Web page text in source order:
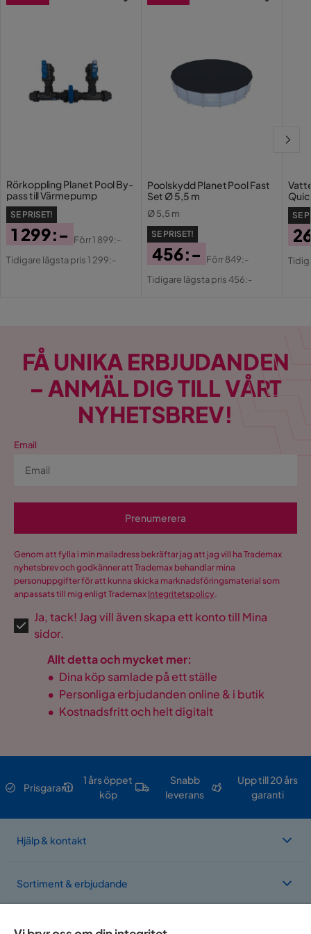
Rörkoppling Planet Pool By-
pass till Värmepump
SE PRISET!
Pris
1 299:-
Original
Förr1 899:-
Tidigare lägsta pris 1 299:-
Poolskydd Planet Pool Fast
Set Ø 5,5 m
Ø 5,5 m
SE PRISET!
Pris
456:-
Original
Förr849:-
Tidigare lägsta pris 456:-
SE
FÅ UNIKA ERBJUDANDEN
– ANMÄL DIG TILL VÅRT
NYHETSBREV!
Email
Prenumerera
Genom att fylla i min mailadress bekräftar jag att jag vill ha Trademax
nyhetsbrev och godkänner att Trademax behandlar mina
personuppgifter för att kunna skicka marknadsföringsmaterial som
anpassats till mig enligt Trademax Integritetspolicy.
Ja, tack! Jag vill även skapa ett konto till Mina
sidor.
Allt detta och mycket mer:
• Dina köp samlade på ett ställe
• Personliga erbjudanden online & i butik
• Kostnadsfritt och helt digitalt
Prisgaranti
1 års öppet
köp
Snabb
leverans
Upp till 20 års
garanti
Hjälp & kontakt
Sortiment & erbjudande
Om Trademax